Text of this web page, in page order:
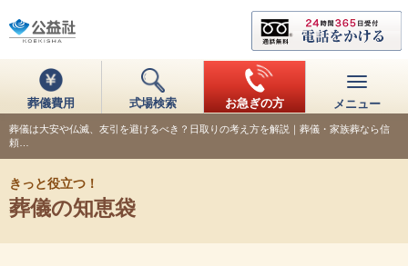
葬儀費用 式場検索 お急ぎの方 メニュー
葬儀は大安や仏滅、友引を避けるべき？日取りの考え方を解説｜葬儀・家族葬なら信
頼…
きっと役立つ！
葬儀の知恵袋